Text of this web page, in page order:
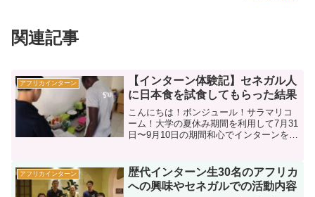
関連記事
アフリカインターン
【インターン体験記】セネガル人
に日本食を試食してもらった結果
こんにちは！ボンジュール！サラマリコ
ーム！大学の夏休み期間を利用して7月31
日〜9月10日の期間和心でインターンをし
ンの活動内容としては「現地の多くの人
が購入できるよ...
アフリカインターン
歴代インターン生30名のアフリカ
への興味やセネガルでの活動内容